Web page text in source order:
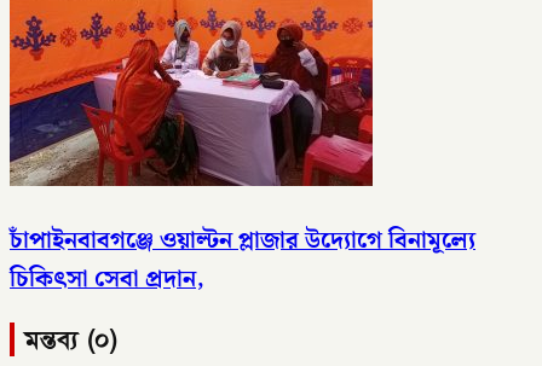
চাঁপাইনবাবগঞ্জে ওয়াল্টন প্লাজার উদ্যোগে বিনামূল্যে
চিকিৎসা সেবা প্রদান,
মন্তব্য (০)